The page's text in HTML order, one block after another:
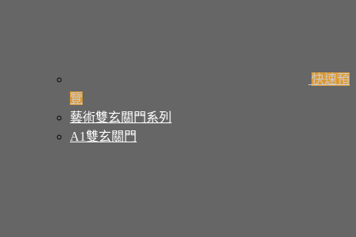
快速預
覽
藝術雙玄關門系列
A1雙玄關門